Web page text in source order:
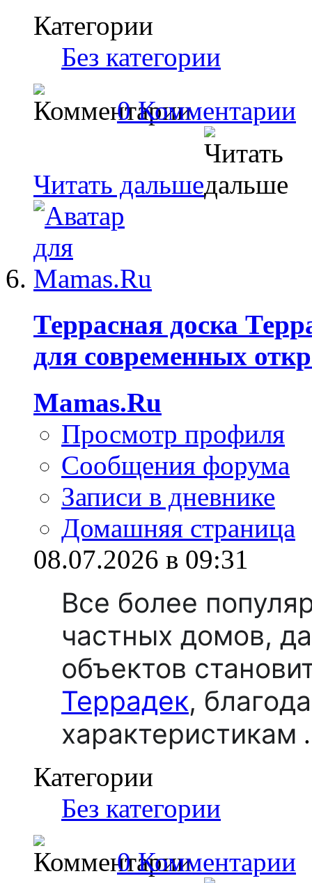
Категории
Без категории
0 Комментарии
Читать дальше
Террасная доска
для современных
Mamas.Ru
Просмотр профиля
Сообщения форума
Записи в дневнике
Домашняя страница
08.07.2026 в 09:31
Все более
частных домов,
объектов
Террадек,
характеристикам
Категории
Без категории
0 Комментарии